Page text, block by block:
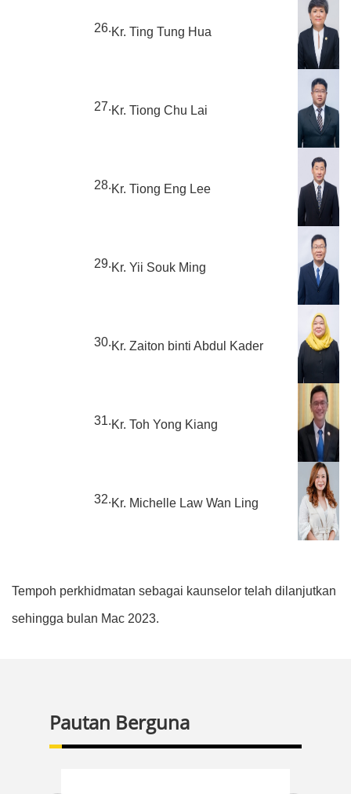
26.Kr. Ting Tung Hua
27.Kr. Tiong Chu Lai
28.Kr. Tiong Eng Lee
29.Kr. Yii Souk Ming
30.Kr. Zaiton binti Abdul Kader
31.Kr. Toh Yong Kiang
32.Kr. Michelle Law Wan Ling
Tempoh perkhidmatan sebagai kaunselor telah dilanjutkan
sehingga bulan Mac 2023.
Pautan Berguna